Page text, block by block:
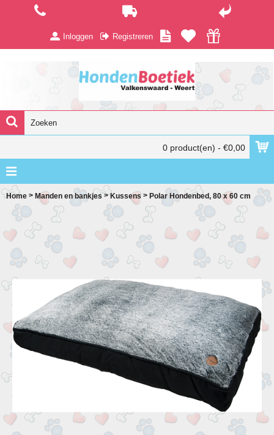
Inloggen Registreren
0 product(en) - €0,00
Home > Manden en bankjes >Kussens > Polar Hondenbed, 80 x 60 cm